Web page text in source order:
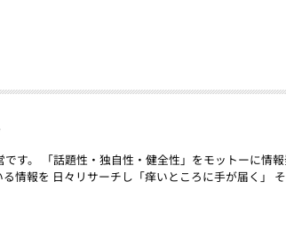
です。 「話題性・独自性・健全性」をモットーに情
情報を 日々リサーチし「痒いところに手が届く」